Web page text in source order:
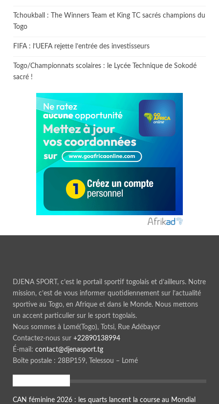
Tchoukball : The Winners Team et King TC sacrés champions du
Togo
FIFA : l’UEFA rejette l’entrée des investisseurs
Togo/Championnats scolaires : le Lycée Technique de Sokodé
sacré !
DJENA SPORT, c’est le portail sportif togolais et d’ailleurs. Notre
mission, c’est de vous informer quotidiennement sur l’actualité
sportive au Togo, en Afrique et dans le Monde. Nous mettons
un accent particulier sur le sport togolais.
Nous sommes à Lomé(Togo), Totsi, Rue Adébayor
Contactez-nous sur +22890138994
É-mail: contact@djenasport.tg
Boîte postale : 28BP159, Telessou – Lomé
CAN féminine 2026 : les quarts lancent la course au Mondial